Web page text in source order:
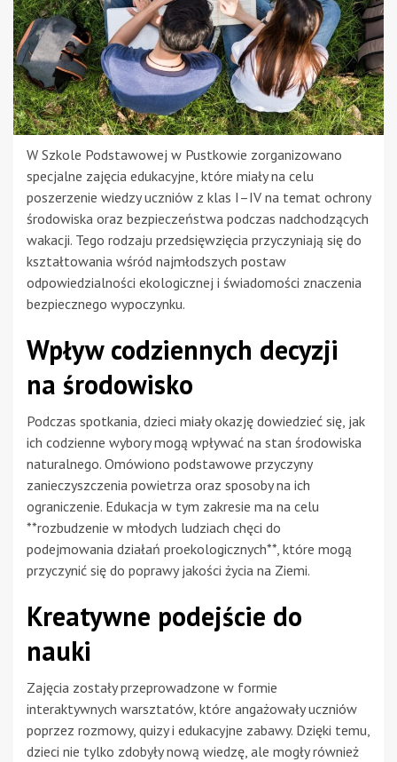
W Szkole Podstawowej w Pustkowie zorganizowano
specjalne zajęcia edukacyjne, które miały na celu
poszerzenie wiedzy uczniów z klas I–IV na temat ochrony
środowiska oraz bezpieczeństwa podczas nadchodzących
wakacji. Tego rodzaju przedsięwzięcia przyczyniają się do
kształtowania wśród najmłodszych postaw
odpowiedzialności ekologicznej i świadomości znaczenia
bezpiecznego wypoczynku.
Wpływ codziennych decyzji
na środowisko
Podczas spotkania, dzieci miały okazję dowiedzieć się, jak
ich codzienne wybory mogą wpływać na stan środowiska
naturalnego. Omówiono podstawowe przyczyny
zanieczyszczenia powietrza oraz sposoby na ich
ograniczenie. Edukacja w tym zakresie ma na celu
**rozbudzenie w młodych ludziach chęci do
podejmowania działań proekologicznych**, które mogą
przyczynić się do poprawy jakości życia na Ziemi.
Kreatywne podejście do
nauki
Zajęcia zostały przeprowadzone w formie
interaktywnych warsztatów, które angażowały uczniów
poprzez rozmowy, quizy i edukacyjne zabawy. Dzięki temu,
dzieci nie tylko zdobyły nową wiedzę, ale mogły również